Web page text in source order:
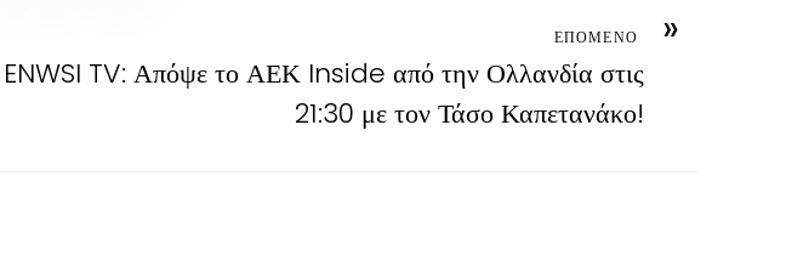
»
ΕΠΟΜΕΝΟ
ENWSI TV: Απόψε το ΑΕΚ Inside από την Ολλανδία στις
21:30 με τον Τάσο Καπετανάκο!